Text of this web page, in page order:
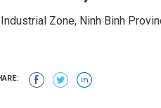
Zone, Ninh Binh